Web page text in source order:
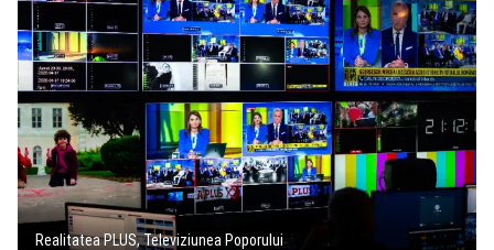
Realitatea PLUS, Televiziunea Poporului